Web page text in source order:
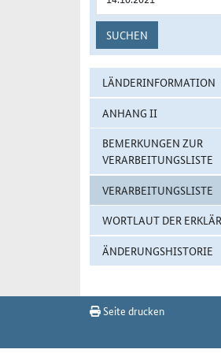
SUCHEN
LÄNDERINFORMATION
ANHANG II
BEMERKUNGEN ZUR
VERARBEITUNGSLISTE
VERARBEITUNGSLISTE
WORTLAUT DER
ÄNDERUNGSHISTORIE
Seite drucken